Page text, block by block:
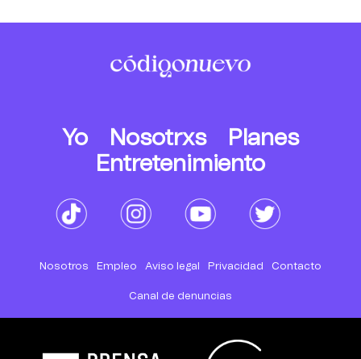
Yo Nosotrxs
Planes
Entretenimiento
Nosotros Empleo Aviso legal Privacidad Contacto
Canal de denuncias